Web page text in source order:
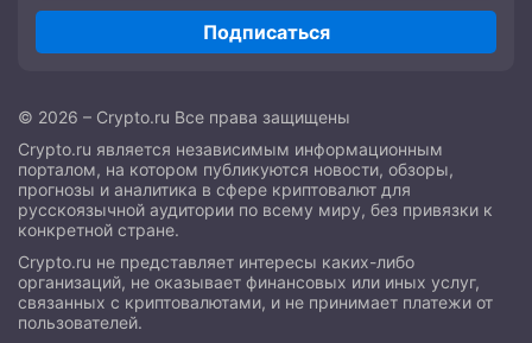
Подписаться
© 2026 – Crypto.ru Все права защищены
Crypto.ru является независимым информационным
порталом, на котором публикуются новости, обзоры,
прогнозы и аналитика в сфере криптовалют для
русскоязычной аудитории по всему миру, без привязки к
конкретной стране.
Crypto.ru не представляет интересы каких-либо
организаций, не оказывает финансовых или иных услуг,
связанных с криптовалютами, и не принимает платежи от
пользователей.